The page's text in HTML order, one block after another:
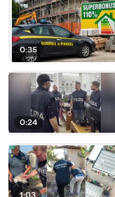
0:35
0:24